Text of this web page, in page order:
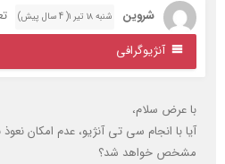
شروین شنبه ۱۸ تیر ۱( 4 سال پیش)
تعداد
آنژیوگرافی
عرض سلام،
با انجام سی تی آنژیو، عدم امکان نعوذ به
خواهد شد؟